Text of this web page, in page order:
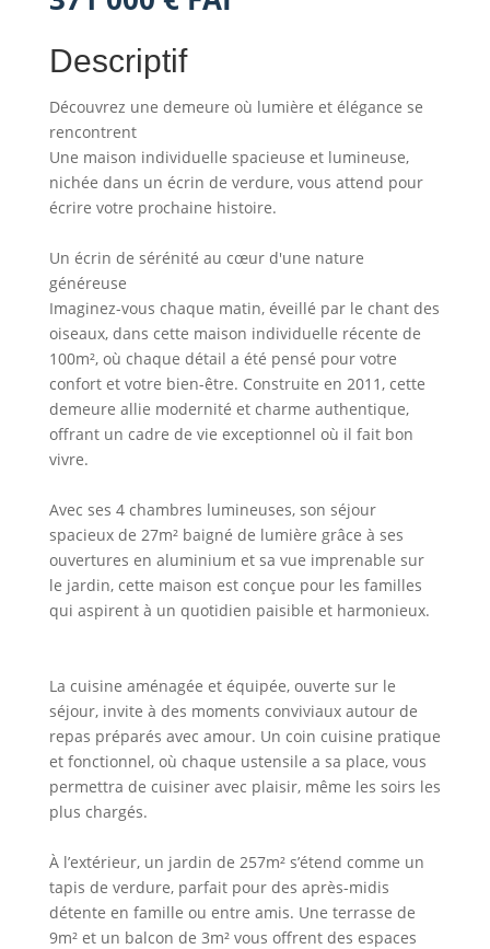
Descriptif
Découvrez une demeure où lumière et élégance se
rencontrent
Une maison individuelle spacieuse et lumineuse,
nichée dans un écrin de verdure, vous attend pour
écrire votre prochaine histoire.
Un écrin de sérénité au cœur d'une nature
généreuse
Imaginez-vous chaque matin, éveillé par le chant des
oiseaux, dans cette maison individuelle récente de
100m², où chaque détail a été pensé pour votre
confort et votre bien-être. Construite en 2011, cette
demeure allie modernité et charme authentique,
offrant un cadre de vie exceptionnel où il fait bon
vivre.
Avec ses 4 chambres lumineuses, son séjour
spacieux de 27m² baigné de lumière grâce à ses
ouvertures en aluminium et sa vue imprenable sur
le jardin, cette maison est conçue pour les familles
qui aspirent à un quotidien paisible et harmonieux.
La cuisine aménagée et équipée, ouverte sur le
séjour, invite à des moments conviviaux autour de
repas préparés avec amour. Un coin cuisine pratique
et fonctionnel, où chaque ustensile a sa place, vous
permettra de cuisiner avec plaisir, même les soirs les
plus chargés.
À l’extérieur, un jardin de 257m² s’étend comme un
tapis de verdure, parfait pour des après-midis
détente en famille ou entre amis. Une terrasse de
9m² et un balcon de 3m² vous offrent des espaces